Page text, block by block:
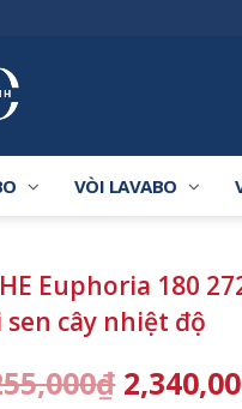
VÒI LAVABO
Euphoria 180
sen cây nhiệt độ
₫